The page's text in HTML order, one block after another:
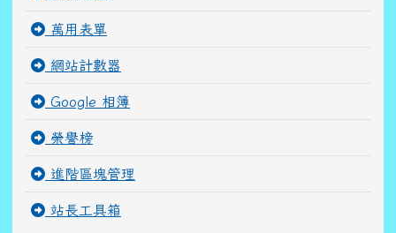
萬用表單
網站計數器
Google 相簿
榮譽榜
進階區塊管理
站長工具箱